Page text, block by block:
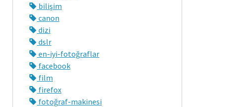
bilişim
canon
dizi
dslr
en-iyi-fotoğraflar
facebook
film
firefox
fotoğraf-makinesi